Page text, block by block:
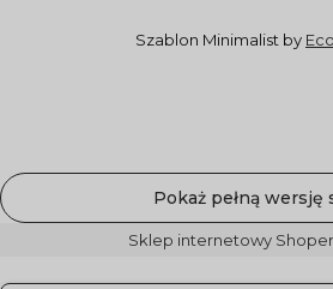
Szablon Minimalist by
Pokaż pełną wersję
Sklep internetowy